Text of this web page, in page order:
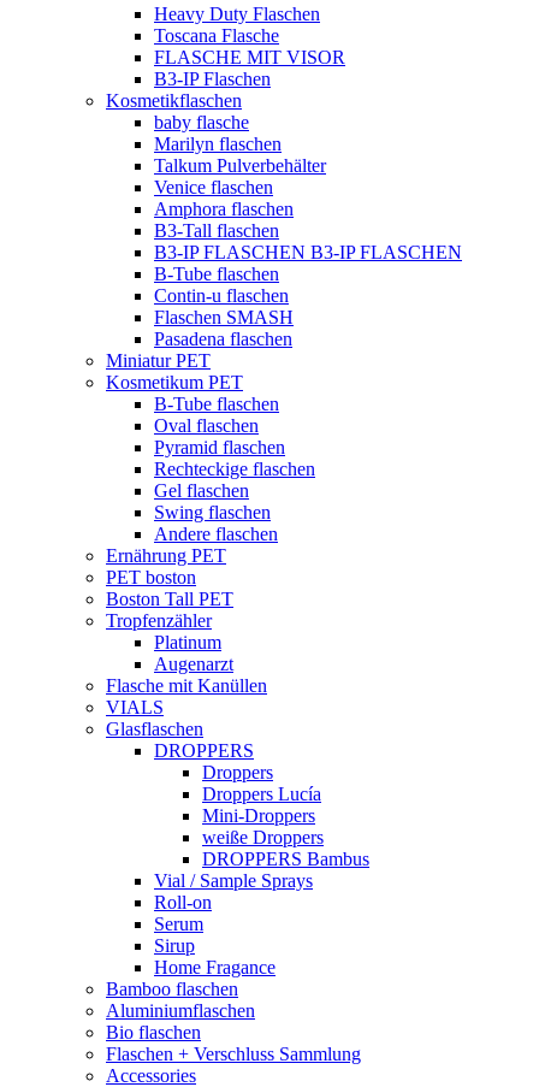
Heavy Duty Flaschen
Toscana Flasche
FLASCHE MIT VISOR
B3-IP Flaschen
Kosmetikflaschen
baby flasche
Marilyn flaschen
Talkum Pulverbehälter
Venice flaschen
Amphora flaschen
B3-Tall flaschen
B3-IP FLASCHEN B3-IP FLASCHEN
B-Tube flaschen
Contin-u flaschen
Flaschen SMASH
Pasadena flaschen
Miniatur PET
Kosmetikum PET
B-Tube flaschen
Oval flaschen
Pyramid flaschen
Rechteckige flaschen
Gel flaschen
Swing flaschen
Andere flaschen
Ernährung PET
PET boston
Boston Tall PET
Tropfenzähler
Platinum
Augenarzt
Flasche mit Kanüllen
VIALS
Glasflaschen
DROPPERS
Droppers
Droppers Lucía
Mini-Droppers
weiße Droppers
DROPPERS Bambus
Vial / Sample Sprays
Roll-on
Serum
Sirup
Home Fragance
Bamboo flaschen
Aluminiumflaschen
Bio flaschen
Flaschen + Verschluss Sammlung
Accessories